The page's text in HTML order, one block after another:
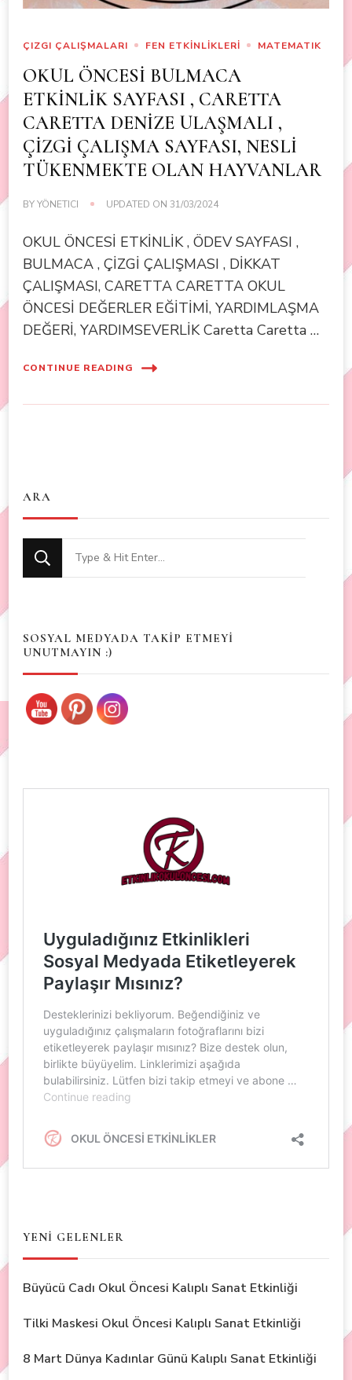
ÇIZGI ÇALIŞMALARI FEN ETKİNLİKLERİ MATEMATIK
OKUL ÖNCESİ BULMACA
ETKİNLİK SAYFASI , CARETTA
CARETTA DENİZE ULAŞMALI ,
ÇİZGİ ÇALIŞMA SAYFASI, NESLİ
TÜKENMEKTE OLAN HAYVANLAR
BYYÖNETICI UPDATED ON 31/03/2024
OKUL ÖNCESİ ETKİNLİK , ÖDEV SAYFASI ,
BULMACA , ÇİZGİ ÇALIŞMASI , DİKKAT
ÇALIŞMASI, CARETTA CARETTA OKUL
ÖNCESİ DEĞERLER EĞİTİMİ, YARDIMLAŞMA
DEĞERİ, YARDIMSEVERLİK Caretta Caretta …
CONTINUE READING
ARA
Looking
for
SOSYAL MEDYADA TAKİP ETMEYİ
UNUTMAYIN :)
YENİ GELENLER
Büyücü Cadı Okul Öncesi Kalıplı Sanat Etkinliği
Tilki Maskesi Okul Öncesi Kalıplı Sanat Etkinliği
8 Mart Dünya Kadınlar Günü Kalıplı Sanat Etkinliği